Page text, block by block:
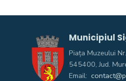
Municipiul
Piața Muzeului
545400, Jud.
Email: